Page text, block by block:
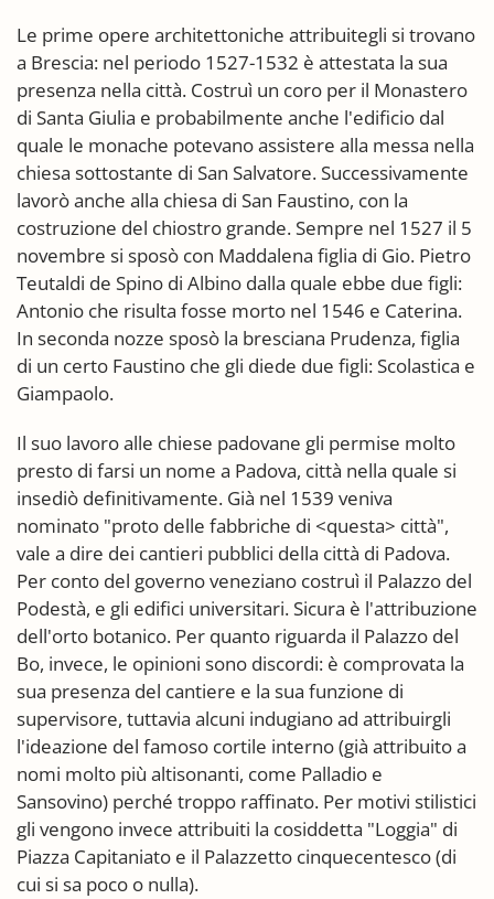
Le prime opere architettoniche attribuitegli si trovano
a Brescia: nel periodo 1527-1532 è attestata la sua
presenza nella città. Costruì un coro per il Monastero
di Santa Giulia e probabilmente anche l'edificio dal
quale le monache potevano assistere alla messa nella
chiesa sottostante di San Salvatore. Successivamente
lavorò anche alla chiesa di San Faustino, con la
costruzione del chiostro grande. Sempre nel 1527 il 5
novembre si sposò con Maddalena figlia di Gio. Pietro
Teutaldi de Spino di Albino dalla quale ebbe due figli:
Antonio che risulta fosse morto nel 1546 e Caterina.
In seconda nozze sposò la bresciana Prudenza, figlia
di un certo Faustino che gli diede due figli: Scolastica e
Giampaolo.
Il suo lavoro alle chiese padovane gli permise molto
presto di farsi un nome a Padova, città nella quale si
insediò definitivamente. Già nel 1539 veniva
nominato "proto delle fabbriche di <questa> città",
vale a dire dei cantieri pubblici della città di Padova.
Per conto del governo veneziano costruì il Palazzo del
Podestà, e gli edifici universitari. Sicura è l'attribuzione
dell'orto botanico. Per quanto riguarda il Palazzo del
Bo, invece, le opinioni sono discordi: è comprovata la
sua presenza del cantiere e la sua funzione di
supervisore, tuttavia alcuni indugiano ad attribuirgli
l'ideazione del famoso cortile interno (già attribuito a
nomi molto più altisonanti, come Palladio e
Sansovino) perché troppo raffinato. Per motivi stilistici
gli vengono invece attribuiti la cosiddetta "Loggia" di
Piazza Capitaniato e il Palazzetto cinquecentesco (di
cui si sa poco o nulla).